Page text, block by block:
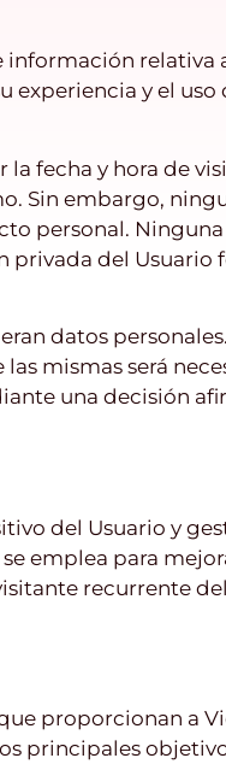
experiencia y el
fecha y hora de
Sin embargo,
personal.
del
datos
mismas será
una decisión
del Usuario y
emplea para
recurrente
proporcionan a
principales